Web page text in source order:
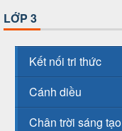
LỚP 3
Kết nối tri thức
Cánh diều
Chân trời sáng tạo